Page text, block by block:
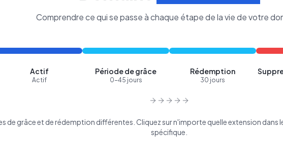
Comprendre ce qui se passe à chaque étape de la vie de votre
Actif
Actif
Période de grâce
0-45 jours
Rédemption
30 jours
de grâce et de rédemption différentes. Cliquez sur n'importe quelle extension dans
spécifique.